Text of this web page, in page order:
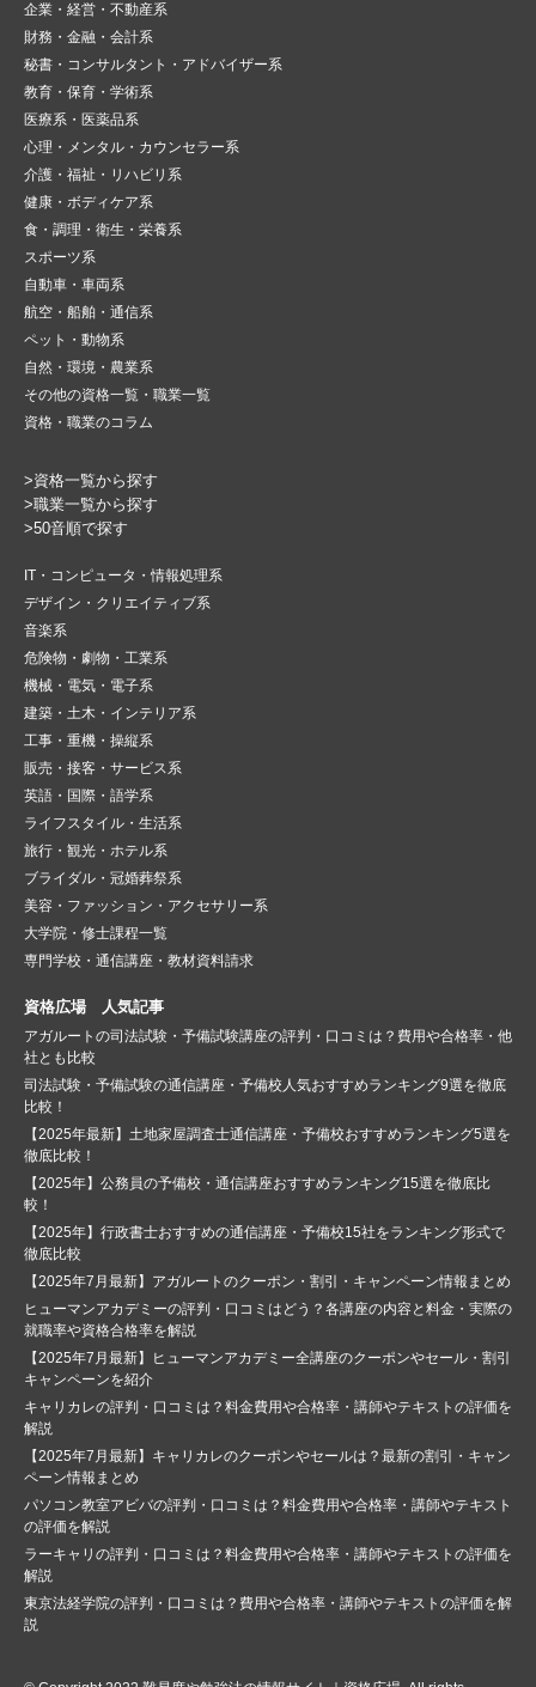
企業・経営・不動産系
財務・金融・会計系
秘書・コンサルタント・アドバイザー系
教育・保育・学術系
医療系・医薬品系
心理・メンタル・カウンセラー系
介護・福祉・リハビリ系
健康・ボディケア系
食・調理・衛生・栄養系
スポーツ系
自動車・車両系
航空・船舶・通信系
ペット・動物系
自然・環境・農業系
その他の資格一覧・職業一覧
資格・職業のコラム
>資格一覧から探す
>職業一覧から探す
>50音順で探す
IT・コンピュータ・情報処理系
デザイン・クリエイティブ系
音楽系
危険物・劇物・工業系
機械・電気・電子系
建築・土木・インテリア系
工事・重機・操縦系
販売・接客・サービス系
英語・国際・語学系
ライフスタイル・生活系
旅行・観光・ホテル系
ブライダル・冠婚葬祭系
美容・ファッション・アクセサリー系
大学院・修士課程一覧
専門学校・通信講座・教材資料請求
資格広場 人気記事
アガルートの司法試験・予備試験講座の評判・口コミは？費用や合格率・他
社とも比較
司法試験・予備試験の通信講座・予備校人気おすすめランキング9選を徹底
比較！
【2025年最新】土地家屋調査士通信講座・予備校おすすめランキング5選を
徹底比較！
【2025年】公務員の予備校・通信講座おすすめランキング15選を徹底比
較！
【2025年】行政書士おすすめの通信講座・予備校15社をランキング形式で
徹底比較
【2025年7月最新】アガルートのクーポン・割引・キャンペーン情報まとめ
ヒューマンアカデミーの評判・口コミはどう？各講座の内容と料金・実際の
就職率や資格合格率を解説
【2025年7月最新】ヒューマンアカデミー全講座のクーポンやセール・割引
キャンペーンを紹介
キャリカレの評判・口コミは？料金費用や合格率・講師やテキストの評価を
解説
【2025年7月最新】キャリカレのクーポンやセールは？最新の割引・キャン
ペーン情報まとめ
パソコン教室アビバの評判・口コミは？料金費用や合格率・講師やテキスト
の評価を解説
ラーキャリの評判・口コミは？料金費用や合格率・講師やテキストの評価を
解説
東京法経学院の評判・口コミは？費用や合格率・講師やテキストの評価を解
説